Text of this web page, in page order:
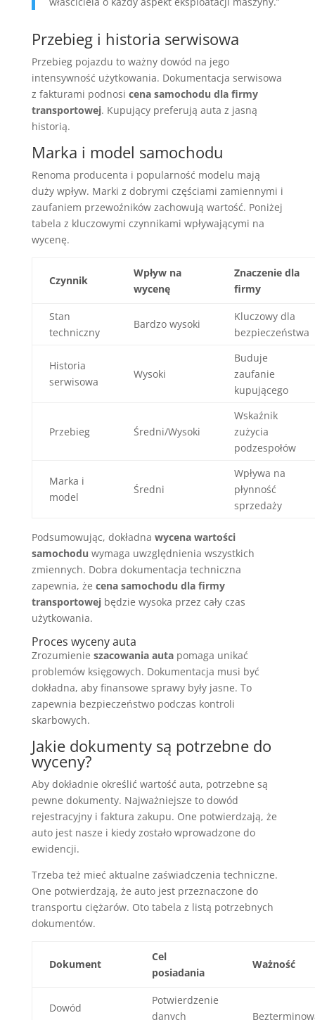
Przebieg i historia serwisowa
Przebieg pojazdu to ważny dowód na jego
intensywność użytkowania. Dokumentacja serwisowa
z fakturami podnosi cena samochodu dla firmy
transportowej. Kupujący preferują auta z jasną
historią.
Marka i model samochodu
Renoma producenta i popularność modelu mają
duży wpływ. Marki z dobrymi częściami zamiennymi i
zaufaniem przewoźników zachowują wartość. Poniżej
tabela z kluczowymi czynnikami wpływającymi na
wycenę.
Czynnik
Wpływ na
wycenę
Znaczenie dla
firmy
Stan
techniczny
Bardzo wysoki
Kluczowy dla
bezpieczeństwa
Historia
serwisowa
Wysoki
Buduje
zaufanie
kupującego
Przebieg Średni/Wysoki
Wskaźnik
zużycia
podzespołów
Marka i
model
Średni
Wpływa na
płynność
sprzedaży
Podsumowując, dokładna wycena wartości
samochodu wymaga uwzględnienia wszystkich
zmiennych. Dobra dokumentacja techniczna
zapewnia, że cena samochodu dla firmy
transportowejbędzie wysoka przez cały czas
użytkowania.
Proces wyceny auta
Zrozumienie szacowania autapomaga unikać
problemów księgowych. Dokumentacja musi być
dokładna, aby finansowe sprawy były jasne. To
zapewnia bezpieczeństwo podczas kontroli
skarbowych.
Jakie dokumenty są potrzebne do
wyceny?
Aby dokładnie określić wartość auta, potrzebne są
pewne dokumenty. Najważniejsze to dowód
rejestracyjny i faktura zakupu. One potwierdzają, że
auto jest nasze i kiedy zostało wprowadzone do
ewidencji.
Trzeba też mieć aktualne zaświadczenia techniczne.
One potwierdzają, że auto jest przeznaczone do
transportu ciężarów. Oto tabela z listą potrzebnych
dokumentów.
Dokument
Cel
posiadania
Ważność
Dowód
Potwierdzenie
danych